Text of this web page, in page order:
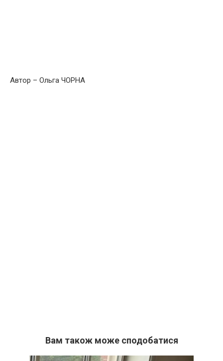
Автор – Ольга ЧОРНА
Вам також може сподобатися